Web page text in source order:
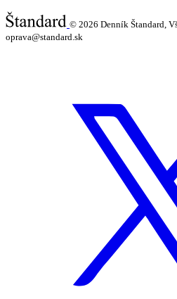
© 2026 Denník Štandard,
oprava@standard.sk